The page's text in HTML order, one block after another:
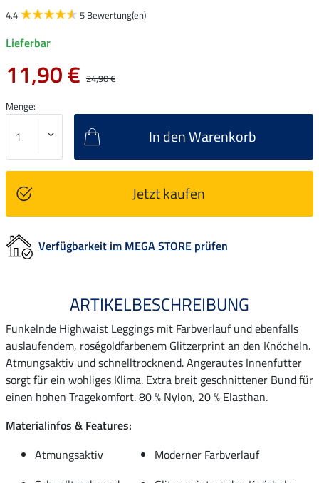
4.4 5 Bewertung(en)
Lieferbar
11,90 € 24,90 €
Menge:
In den Warenkorb
Jetzt kaufen
Verfügbarkeit im MEGA STORE prüfen
ARTIKELBESCHREIBUNG
Funkelnde Highwaist Leggings mit Farbverlauf und ebenfalls
auslaufendem, roségoldfarbenem Glitzerprint an den Knöcheln.
Atmungsaktiv und schnelltrocknend. Angerautes Innenfutter
sorgt für ein wohliges Klima. Extra breit geschnittener Bund für
einen hohen Tragekomfort. 80 % Nylon, 20 % Elasthan.
Materialinfos & Features:
Atmungsaktiv
Moderner Farbverlauf